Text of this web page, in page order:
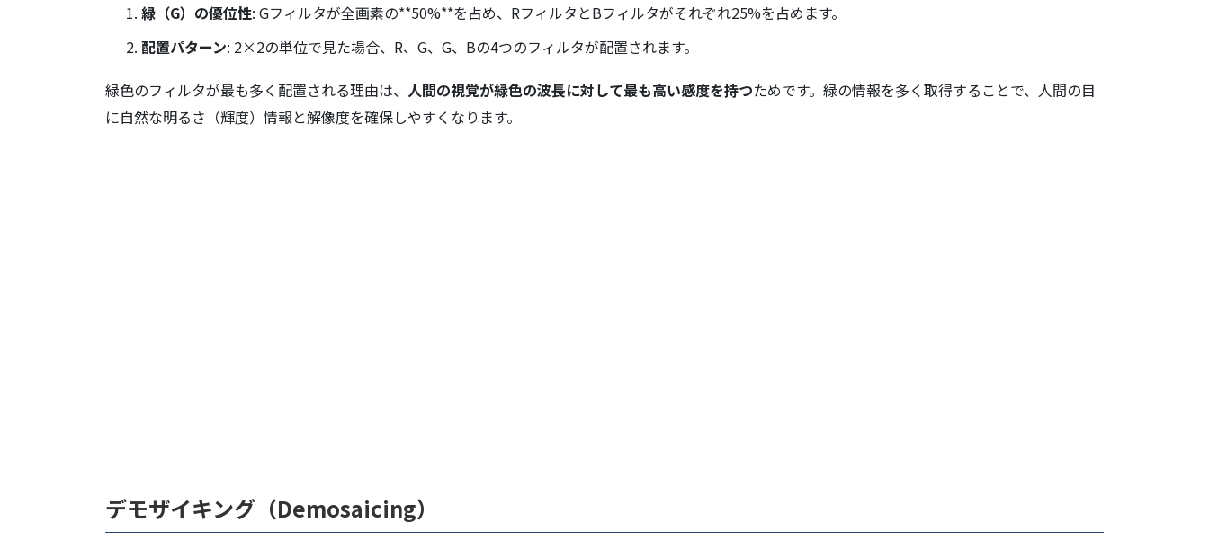
緑（G）の優位性: Gフィルタが全画素の**50%**を占め、RフィルタとBフィルタがそれぞれ25%を占めます。
配置パターン: 2×2の単位で見た場合、R、G、G、Bの4つのフィルタが配置されます。
緑色のフィルタが最も多く配置される理由は、 人間の視覚が緑色の波長に対して最も高い感度を持つためです。緑の情報を多く取得することで、人間の目
に自然な明るさ（輝度）情報と解像度を確保しやすくなります。
デモザイキング（Demosaicing）